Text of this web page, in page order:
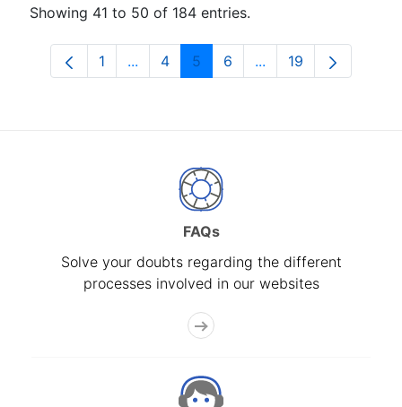
Showing 41 to 50 of 184 entries.
Page
1 ...Intermediate Pages Use TAB to
Page
4 Page
5 Page
6 ...Intermediate Pages
Page
19
FAQs
Solve your doubts regarding the different
processes involved in our websites